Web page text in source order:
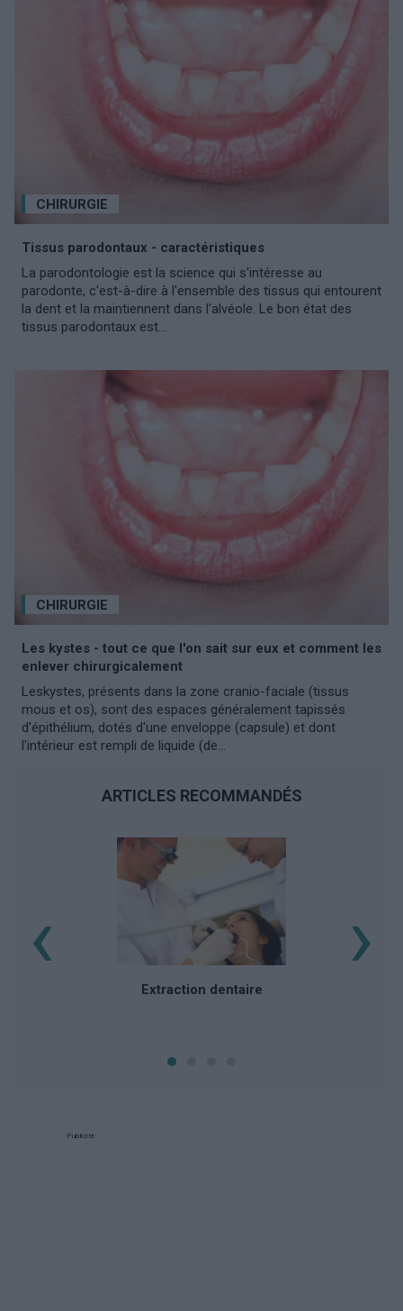
CHIRURGIE
Tissus parodontaux - caractéristiques
La parodontologie est la science qui s'intéresse au
parodonte, c'est-à-dire à l'ensemble des tissus qui entourent
la dent et la maintiennent dans l'alvéole. Le bon état des
tissus parodontaux est...
CHIRURGIE
Les kystes - tout ce que l'on sait sur eux et comment les
enlever chirurgicalement
Leskystes, présents dans la zone cranio-faciale (tissus
mous et os), sont des espaces généralement tapissés
d'épithélium, dotés d'une enveloppe (capsule) et dont
l'intérieur est rempli de liquide (de...
ARTICLES RECOMMANDÉS
Extraction dentaire
‹ ›
Publicité: